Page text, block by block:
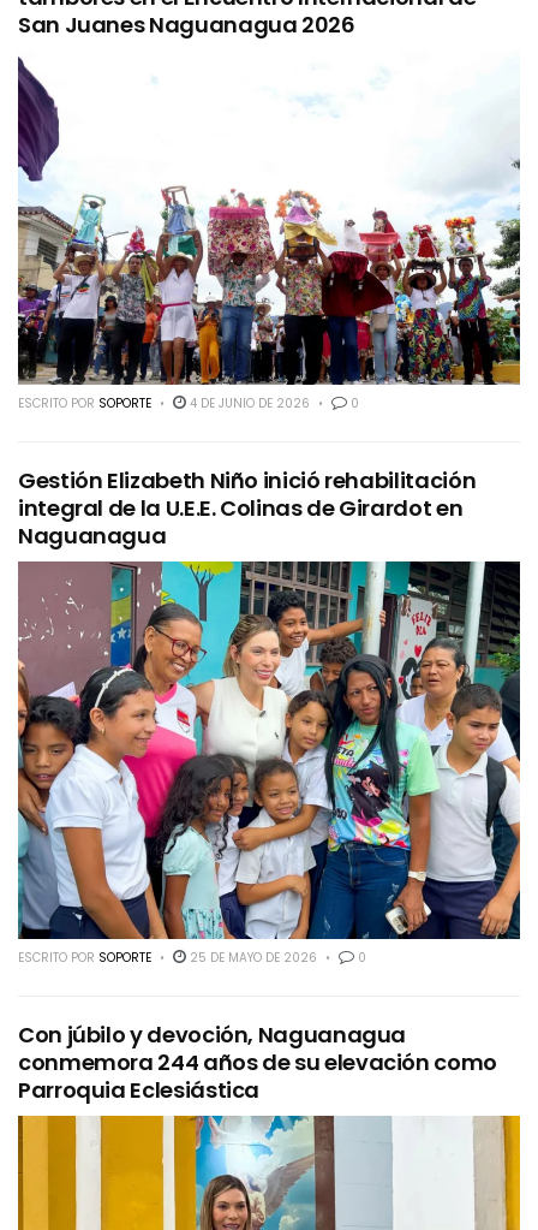
San Juanes Naguanagua 2026
ESCRITO POR SOPORTE 4 DE JUNIO DE 2026 0
Gestión Elizabeth Niño inició rehabilitación
integral de la U.E.E. Colinas de Girardot en
Naguanagua
ESCRITO POR SOPORTE 25 DE MAYO DE 2026 0
Con júbilo y devoción, Naguanagua
conmemora 244 años de su elevación como
Parroquia Eclesiástica